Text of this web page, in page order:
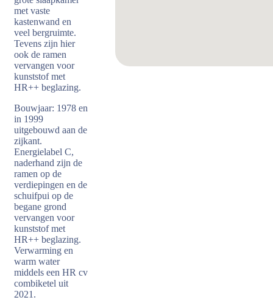
met vaste
kastenwand en
veel bergruimte.
Tevens zijn hier
ook de ramen
vervangen voor
kunststof met
HR++ beglazing.
Bouwjaar: 1978 en
in 1999
uitgebouwd aan de
zijkant.
Energielabel C,
naderhand zijn de
ramen op de
verdiepingen en de
schuifpui op de
begane grond
vervangen voor
kunststof met
HR++ beglazing.
Verwarming en
warm water
middels een HR cv
combiketel uit
2021.